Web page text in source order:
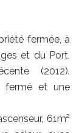
fermée, à
et du Port,
(2012).
fermé et une
61m²